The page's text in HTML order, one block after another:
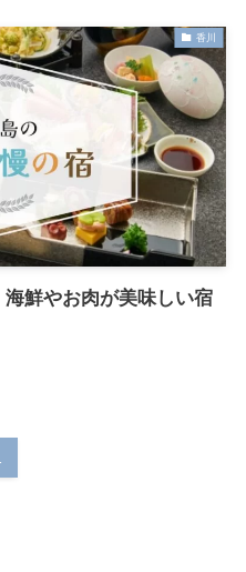
香川
鮮やお肉が美味しい宿